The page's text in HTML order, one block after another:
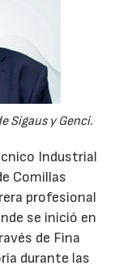
Sigaus y Genci.
Industrial
Comillas
profesional
se inició en
de Fina
durante las